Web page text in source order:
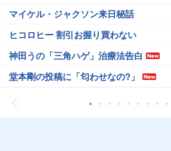
マイケル・ジャクソン来日秘話
ヒコロヒー 割引お握り買わない
神田うの「三角ハゲ」治療法告白
堂本剛の投稿に「匂わせなの?」